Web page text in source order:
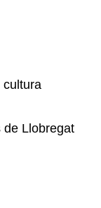
cultura
de Llobregat